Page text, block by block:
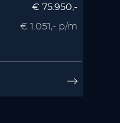
€ 75.950,-
€ 1.051,- p/m